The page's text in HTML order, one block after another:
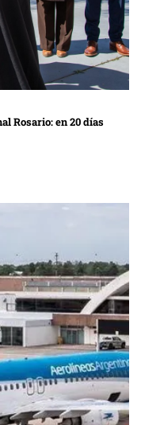
Rosario: en 20 días